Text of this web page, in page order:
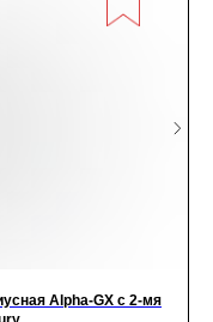
Alpha-GX c 2-мя